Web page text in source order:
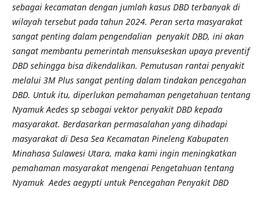
sebagai kecamatan dengan jumlah kasus DBD terbanyak di
wilayah tersebut pada tahun 2024. Peran serta masyarakat
sangat penting dalam pengendalian penyakit DBD, ini akan
sangat membantu pemerintah mensukseskan upaya preventif
DBD sehingga bisa dikendalikan. Pemutusan rantai penyakit
melalui 3M Plus sangat penting dalam tindakan pencegahan
DBD. Untuk itu, diperlukan pemahaman pengetahuan tentang
Nyamuk Aedes sp sebagai vektor penyakit DBD kepada
masyarakat. Berdasarkan permasalahan yang dihadapi
masyarakat di Desa Sea Kecamatan Pineleng Kabupaten
Minahasa Sulawesi Utara, maka kami ingin meningkatkan
pemahaman masyarakat mengenai Pengetahuan tentang
Nyamuk Aedes aegypti untuk Pencegahan Penyakit DBD